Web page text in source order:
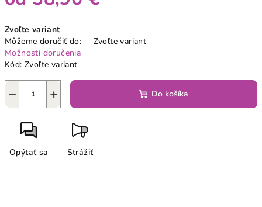
cena:
Zvoľte variant
Môžeme doručiť do:
Zvoľte variant
Možnosti doručenia
Kód: Zvoľte variant
+
− Do košíka
Opýtať sa Strážiť